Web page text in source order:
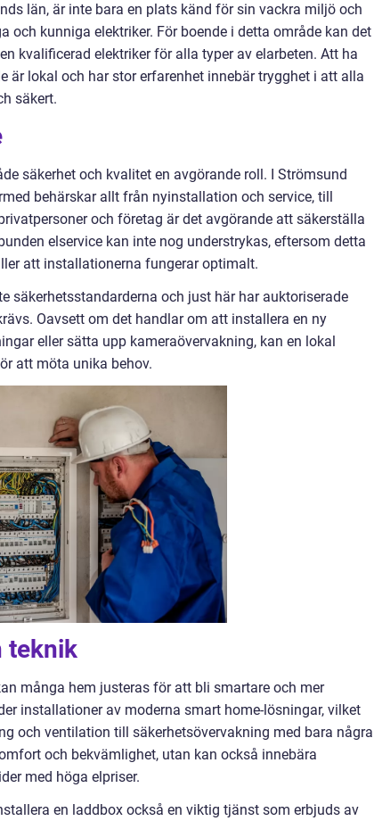
län, är inte bara en plats känd för sin vackra miljö och
och kunniga elektriker. För boende i detta område kan det
kvalificerad elektriker för alla typer av elarbeten. Att ha
är lokal och har stor erfarenhet innebär trygghet i att alla
säkert.
säkerhet och kvalitet en avgörande roll. I Strömsund
behärskar allt från nyinstallation och service, till
och företag är det avgörande att säkerställa
elservice kan inte nog understrykas, eftersom detta
att installationerna fungerar optimalt.
säkerhetsstandarderna och just här har auktoriserade
Oavsett om det handlar om att installera en ny
eller sätta upp kameraövervakning, kan en lokal
att möta unika behov.
teknik
många hem justeras för att bli smartare och mer
installationer av moderna smart home-lösningar, vilket
och ventilation till säkerhetsövervakning med bara några
och bekvämlighet, utan kan också innebära
med höga elpriser.
en laddbox också en viktig tjänst som erbjuds av